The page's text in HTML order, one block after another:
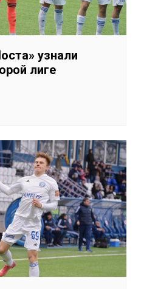
узнали
лиге